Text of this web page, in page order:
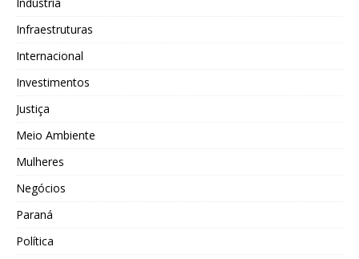
Infraestruturas
Internacional
Investimentos
Justiça
Meio Ambiente
Mulheres
Negócios
Paraná
Política